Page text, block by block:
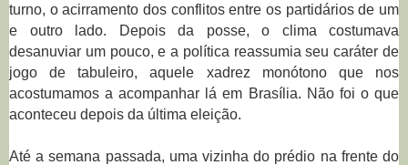
turno, o acirramento dos conflitos entre os partidários de um
e outro lado. Depois da posse, o clima costumava
desanuviar um pouco, e a política reassumia seu caráter de
jogo de tabuleiro, aquele xadrez monótono que nos
acostumamos a acompanhar lá em Brasília. Não foi o que
aconteceu depois da última eleição.
Até a semana passada, uma vizinha do prédio na frente do